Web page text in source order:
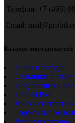
Телефон: +7 (495)
Email:
Каталог мотозапчастей
Цепи и звезды
Сальники и
Подшипники
Цепи ГРМ
Диски сцепления
Тормозные
Реле регуляторы